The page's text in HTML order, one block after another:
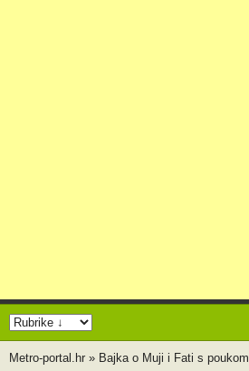
Metro-portal.hr » Bajka o Muji i Fati s poukom